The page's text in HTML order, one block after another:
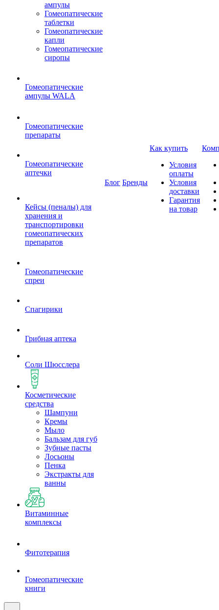
ампулы
Гомеопатические
таблетки
Гомеопатические
капли
Гомеопатические
сиропы
Гомеопатические
ампулы WALA
Гомеопатические
препараты
Гомеопатические
аптечки
Кейсы (пеналы) для
хранения и
транспортировки
гомеопатических
препаратов
Гомеопатические
спреи
Спагирики
Грибная аптека
Соли Шюсслера
Косметические
средства
Шампуни
Кремы
Мыло
Бальзам для губ
Зубные пасты
Лосьоны
Пенка
Экстракты для
ванны
Витаминные
комплексы
Фитотерапия
Гомеопатические
книги
Блог Бренды
Как купить
Условия
оплаты
Условия
доставки
Гарантия
на товар